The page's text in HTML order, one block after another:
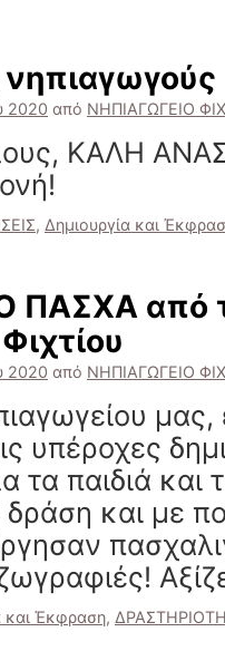
2020 από ΝΗΠΙΑΓΩΓΕΙΟ
ΚΑΛΗ
, Δημιουργία και
ΠΑΣΧΑ από
2020 από ΝΗΠΙΑΓΩΓΕΙΟ
υπέροχες
τα παιδιά και
και με
και Έκφραση,